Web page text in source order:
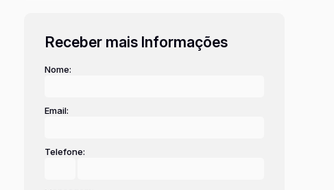
Receber mais Informações
Nome:
Email:
Telefone: